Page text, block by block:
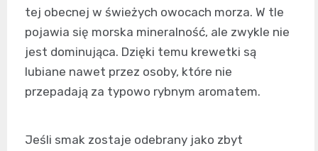
tej obecnej w świeżych owocach morza. W tle
pojawia się morska mineralność, ale zwykle nie
jest dominująca. Dzięki temu krewetki są
lubiane nawet przez osoby, które nie
przepadają za typowo rybnym aromatem.
Jeśli smak zostaje odebrany jako zbyt